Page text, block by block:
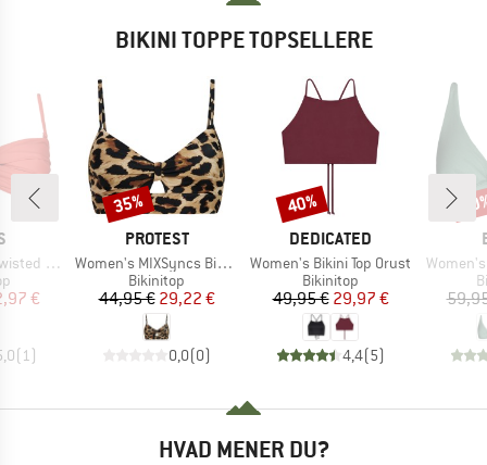
BIKINI TOPPE TOPSELLERE
pris
€
(1)
MÆRKE
PROTEST
Artikel
Women's MIXSyncs Bikini Top
Produktgruppe
Bikinitop
Pris
44,95 €Nedsat pris
29,22 €
0,0(0)
Rabat
35%
MÆRKE
DEDICATED
Artikel
Women's Bikini Top Orust
Produktgruppe
Bikinitop
Pris
49,95 €Nedsat pris
29,97 €
4,4(5)
Rabat
40%
Artikel
HVAD MENER DU?